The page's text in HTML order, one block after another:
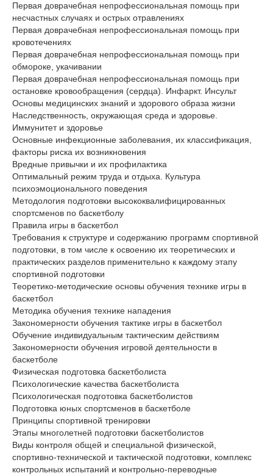
Первая доврачебная непрофессиональная помощь при
несчастных случаях и острых отравлениях
Первая доврачебная непрофессиональная помощь при
кровотечениях
Первая доврачебная непрофессиональная помощь при
обмороке, укачивании
Первая доврачебная непрофессиональная помощь при
остановке кровообращения (сердца). Инфаркт. Инсульт
Основы медицинских знаний и здорового образа жизни
Наследственность, окружающая среда и здоровье.
Иммунитет и здоровье
Основные инфекционные заболевания, их классификация,
факторы риска их возникновения
Вредные привычки и их профилактика
Оптимальный режим труда и отдыха. Культура
психоэмоционального поведения
Методология подготовки высококвалифицированных
спортсменов по баскетболу
Правила игры в баскетбол
Требования к структуре и содержанию программ спортивной
подготовки, в том числе к освоению их теоретических и
практических разделов применительно к каждому этапу
спортивной подготовки
Теоретико-методические основы обучения технике игры в
баскетбол
Методика обучения технике нападения
Закономерности обучения тактике игры в баскетбол
Обучение индивидуальным тактическим действиям
Закономерности обучения игровой деятельности в
баскетболе
Физическая подготовка баскетболиста
Психологические качества баскетболиста
Психологическая подготовка баскетболистов
Подготовка юных спортсменов в баскетболе
Принципы спортивной тренировки
Этапы многолетней подготовки баскетболистов
Виды контроля общей и специальной физической,
спортивно-технической и тактической подготовки, комплекс
контрольных испытаний и контрольно-переводные